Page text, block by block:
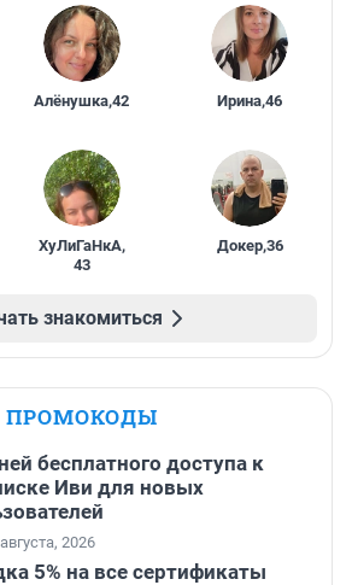
Алёнушка,42 Ирина,46
ХуЛиГаНкА,
43
Докер,36
знакомиться
ПРОМОКОДЫ
бесплатного доступа к
Иви для новых
2026
5% на все сертификаты